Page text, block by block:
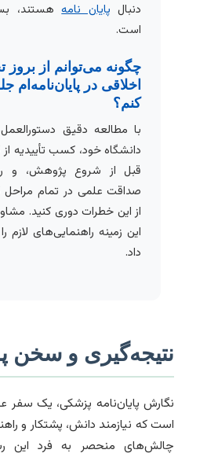
دنبال پایان نامههستند،
است.
چگونه می‌توانم از بروز
اخلاقی در پایان‌نامه‌ام
کنم؟
با مطالعه دقیق
دانشگاه خود، کسب تأییدیه
قبل از شروع پژوهش، و
صداقت علمی در تمام مراحل
از این خطرات دوری کنید.
این زمینه راهنمایی‌های لازم
داد.
نتیجه‌گیری و سخن
نگارش پایان‌نامه پزشکی، یک سفر
است که نیازمند دانش، پشتکار و
چالش‌های منحصر به فرد این